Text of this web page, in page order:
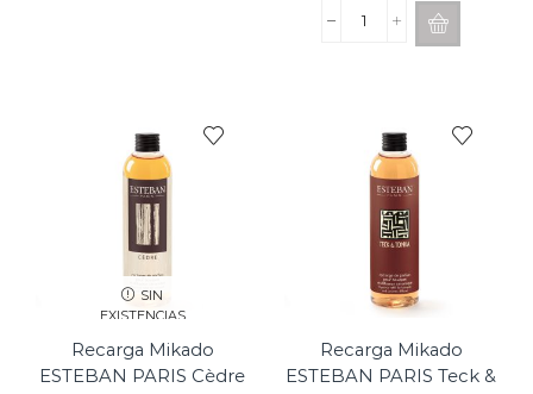
Recarga
Mikado
The
Vert
250ml
cantidad
SIN
EXISTENCIAS
Recarga Mikado
ESTEBAN PARIS Cèdre
Recarga Mikado
ESTEBAN PARIS Teck &